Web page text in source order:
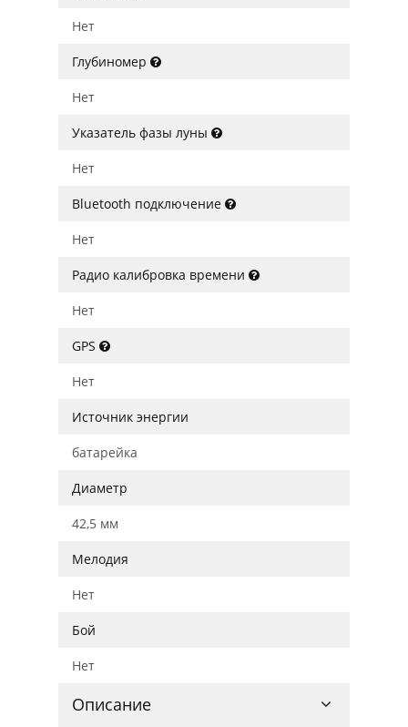
Нет
Глубиномер
Нет
Указатель фазы луны
Нет
Bluetooth подключение
Нет
Радио калибровка времени
Нет
GPS
Нет
Источник энергии
батарейка
Диаметр
42,5 мм
Мелодия
Нет
Бой
Нет
Описание